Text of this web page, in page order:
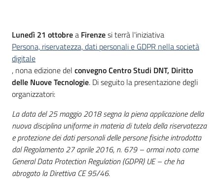
Introduzione
Lunedì 21 ottobrea Firenzesi terrà l'iniziativa
Persona, riservatezza, dati personali e GDPR nella società
digitale
, nona edizione del convegno Centro Studi DNT, Diritto
delle Nuove Tecnologie. Di seguito la presentazione degli
organizzatori:
La data del 25 maggio 2018 segna la piena applicazione della
nuova disciplina uniforme in materia di tutela della riservatezza
e protezione dei dati personali delle persone fisiche introdotta
dal Regolamento 27 aprile 2016, n. 679 – ormai noto come
General Data Protection Regulation (GDPR) UE – che ha
abrogato la Direttiva CE 95/46.